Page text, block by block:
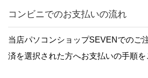
コンビニでのお支払いの流れ
当店パソコンショップSEVENでのご
済を選択された方へお支払いの手順を